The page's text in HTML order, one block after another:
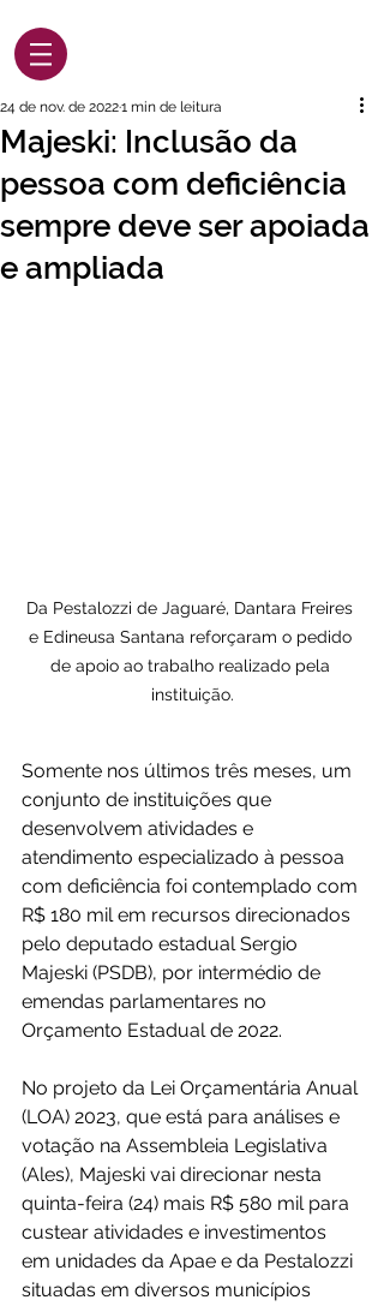
Majeski: Inclusão da
pessoa com deficiência
sempre deve ser apoiada
e ampliada
24 de nov. de 20221 min de leitura
Da Pestalozzi de Jaguaré, Dantara Freires
e Edineusa Santana reforçaram o pedido
de apoio ao trabalho realizado pela
instituição.
Somente nos últimos três meses, um
conjunto de instituições que
desenvolvem atividades e
atendimento especializado à pessoa
com deficiência foi contemplado com
R$ 180 mil em recursos direcionados
pelo deputado estadual Sergio
Majeski (PSDB), por intermédio de
emendas parlamentares no
Orçamento Estadual de 2022.
No projeto da Lei Orçamentária Anual
(LOA) 2023, que está para análises e
votação na Assembleia Legislativa
(Ales), Majeski vai direcionar nesta
quinta-feira (24) mais R$ 580 mil para
custear atividades e investimentos
em unidades da Apae e da Pestalozzi
situadas em diversos municípios